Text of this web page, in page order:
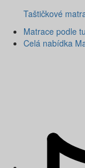
Taštičkové
Matrace podle
Celá nabídka